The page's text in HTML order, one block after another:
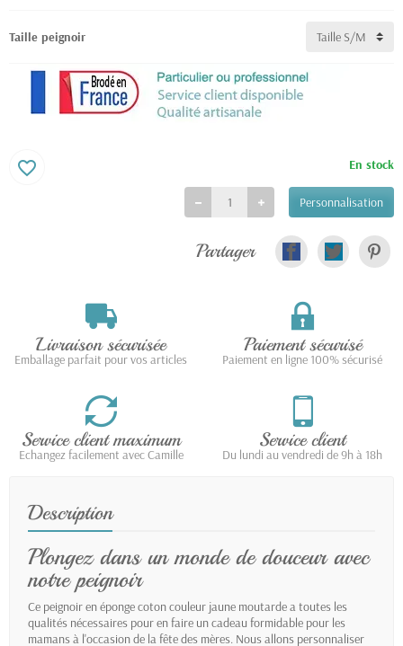
Taille peignoir
En stock
Personnalisation
favorite_border
Partager
Livraison sécurisée
Emballage parfait pour vos articles
Paiement sécurisé
Paiement en ligne 100% sécurisé
Service client maximum
Echangez facilement avec Camille
Service client
Du lundi au vendredi de 9h à 18h
Description
Plongez dans un monde de douceur avec
notre peignoir
Ce peignoir en éponge coton couleur jaune moutarde a toutes les
qualités nécessaires pour en faire un cadeau formidable pour les
mamans à l'occasion de la fête des mères. Nous allons personnaliser